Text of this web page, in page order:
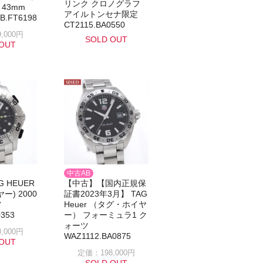
円
リンク クロノグラフ
アイルトンセナ限定
CT2115.BA0550
SOLD OUT
HEUER
ー) 2000
円
中古AB
【中古】【国内正規保
証書2023年3月】 TAG
Heuer （タグ・ホイヤ
ー） フォーミュラ1 ク
ォーツ
WAZ1112.BA0875
定価：198,000円